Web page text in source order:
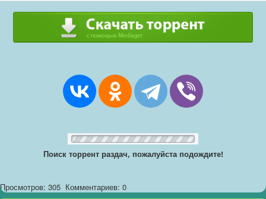
Поиск торрент раздач, пожалуйста подождите!
Просмотров: 305 Комментариев: 0